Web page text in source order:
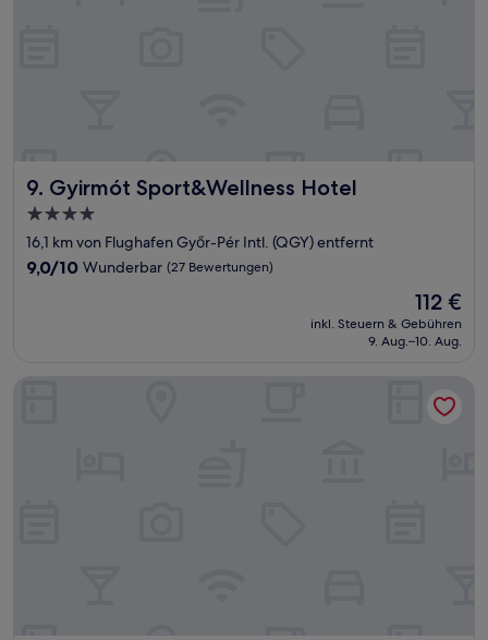
9. Gyirmót Sport&Wellness Hotel
Gyirmót Sport&Wellness Hotel
4.0-
Sterne-
Unterkunft
16,1 km von Flughafen Győr-Pér Intl. (QGY) entfernt
9.0
9,0/10 Wunderbar (27 Bewertungen)
Der
Preis
beträgt
112 €
inkl. Steuern & Gebühren
9. Aug.–10. Aug.
ETO Park Hotel Business & Stadium